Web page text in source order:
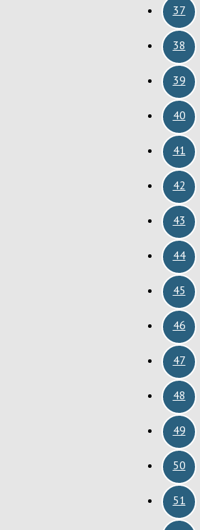
37
38
39
40
41
42
43
44
45
46
47
48
49
50
51